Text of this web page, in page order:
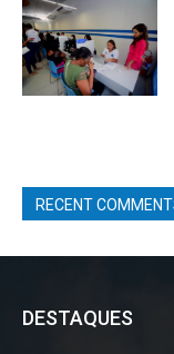
RECENT
DESTAQUES